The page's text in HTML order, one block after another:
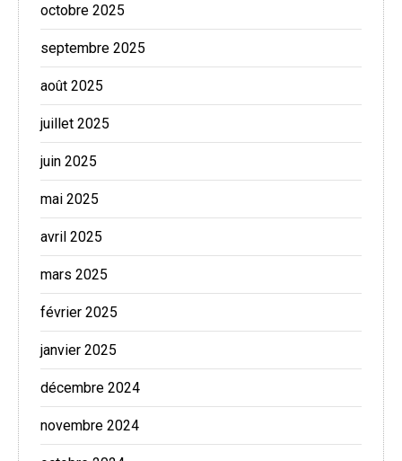
octobre 2025
septembre 2025
août 2025
juillet 2025
juin 2025
mai 2025
avril 2025
mars 2025
février 2025
janvier 2025
décembre 2024
novembre 2024